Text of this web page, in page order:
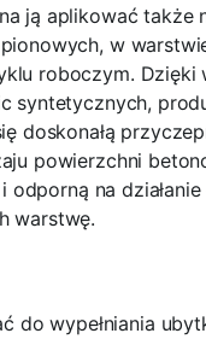
ją aplikować także
w
roboczym. Dzięki
syntetycznych,
doskonałą
powierzchni
odporną na
warstwę.
do wypełniania